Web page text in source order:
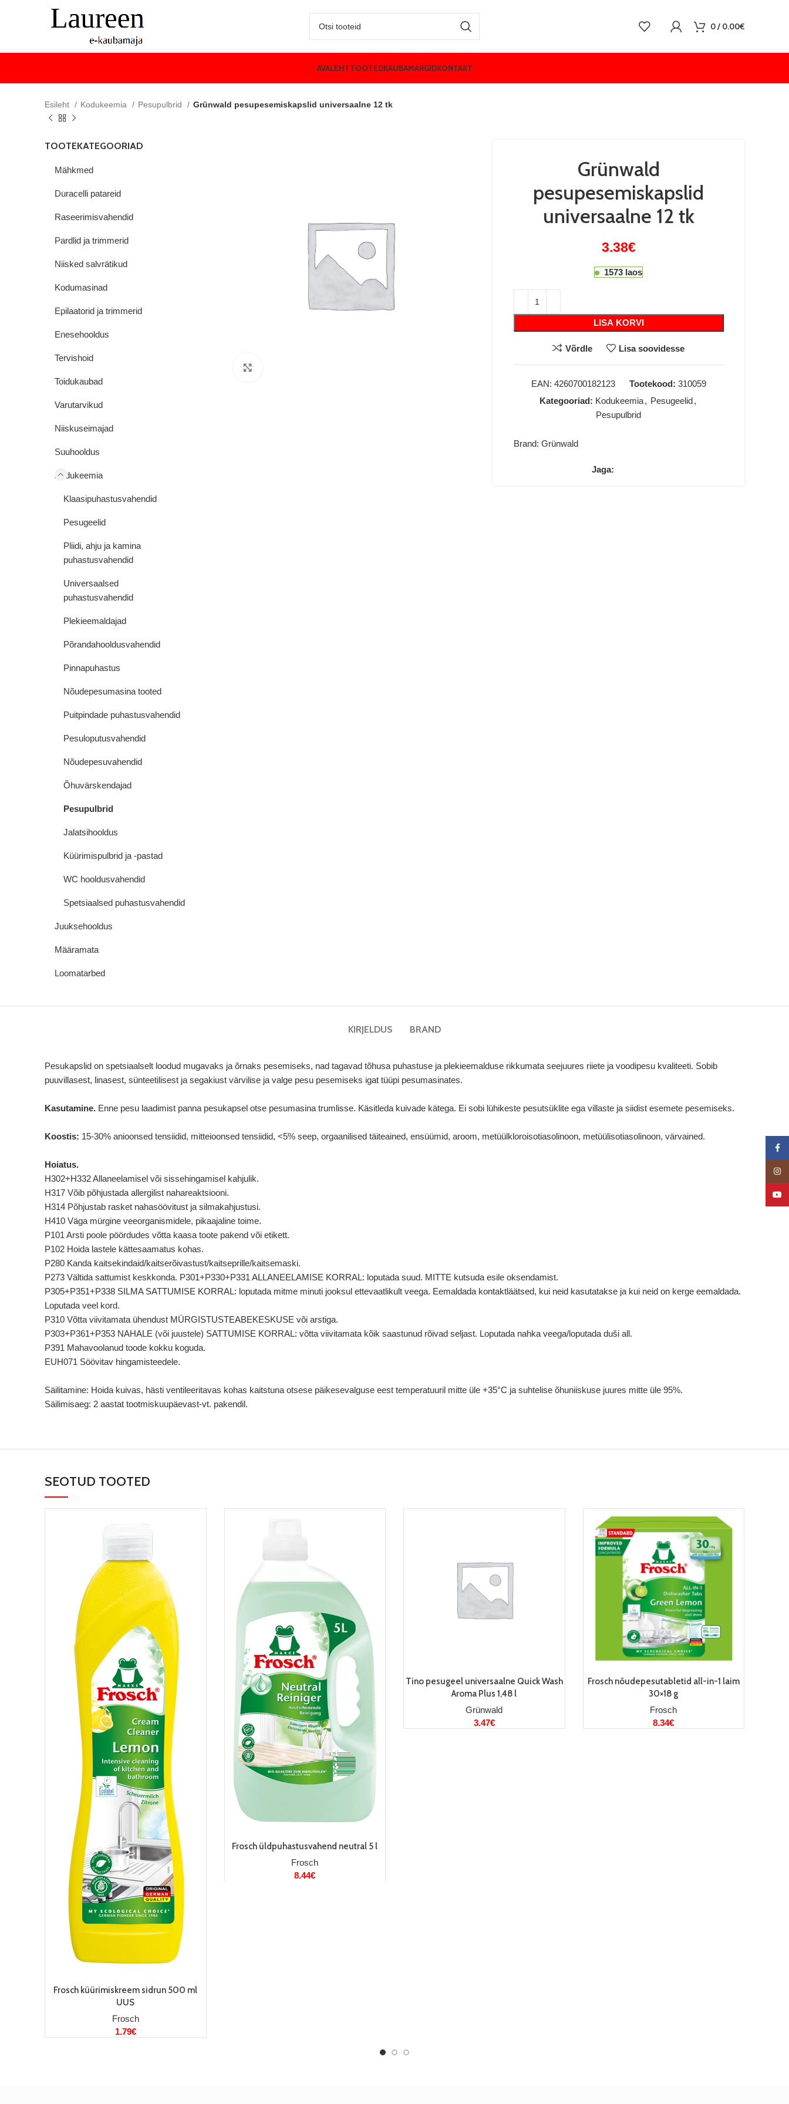
0/ 0.00€
AVALEHTTOOTEDKAUBAMÄRGIDKONTAKT
Esileht Kodukeemia Pesupulbrid Grünwald pesupesemiskapslid universaalne 12 tk
Grünwald
pesupesemiskapslid
universaalne 12 tk
3.38€
1573 laos
LISA KORVI
Võrdle Lisa soovidesse
EAN: 4260700182123 Tootekood: 310059
Kategooriad: Kodukeemia, Pesugeelid,
Pesupulbrid
Brand: Grünwald
Jaga:
TOOTEKATEGOORIAD
Mähkmed
Duracelli patareid
Raseerimisvahendid
Pardlid ja trimmerid
Niisked salvrätikud
Kodumasinad
Epilaatorid ja trimmerid
Enesehooldus
Tervishoid
Toidukaubad
Varutarvikud
Niiskuseimajad
Suuhooldus
Kodukeemia
Klaasipuhastusvahendid
Pesugeelid
Pliidi, ahju ja kamina
puhastusvahendid
Universaalsed
puhastusvahendid
Plekieemaldajad
Põrandahooldusvahendid
Pinnapuhastus
Nõudepesumasina tooted
Puitpindade puhastusvahendid
Pesuloputusvahendid
Nõudepesuvahendid
Õhuvärskendajad
Pesupulbrid
Jalatsihooldus
Küürimispulbrid ja -pastad
WC hooldusvahendid
Spetsiaalsed puhastusvahendid
Juuksehooldus
Määramata
Loomatarbed
KIRJELDUS BRAND
Pesukapslid on spetsiaalselt loodud mugavaks ja õrnaks pesemiseks, nad tagavad tõhusa puhastuse ja plekieemalduse rikkumata seejuures riiete ja voodipesu kvaliteeti. Sobib
puuvillasest, linasest, sünteetilisest ja segakiust värvilise ja valge pesu pesemiseks igat tüüpi pesumasinates.
Kasutamine. Enne pesu laadimist panna pesukapsel otse pesumasina trumlisse. Käsitleda kuivade kätega. Ei sobi lühikeste pesutsüklite ega villaste ja siidist esemete pesemiseks.
Koostis: 15-30% anioonsed tensiidid, mitteioonsed tensiidid, <5% seep, orgaanilised täiteained, ensüümid, aroom, metüülkloroisotiasolinoon, metüülisotiasolinoon, värvained.
Hoiatus.
H302+H332 Allaneelamisel või sissehingamisel kahjulik.
H317 Võib põhjustada allergilist nahareaktsiooni.
H314 Põhjustab rasket nahasöövitust ja silmakahjustusi.
H410 Väga mürgine veeorganismidele, pikaajaline toime.
P101 Arsti poole pöördudes võtta kaasa toote pakend või etikett.
P102 Hoida lastele kättesaamatus kohas.
P280 Kanda kaitsekindaid/kaitserõivastust/kaitseprille/kaitsemaski.
P273 Vältida sattumist keskkonda. P301+P330+P331 ALLANEELAMISE KORRAL: loputada suud. MITTE kutsuda esile oksendamist.
P305+P351+P338 SILMA SATTUMISE KORRAL: loputada mitme minuti jooksul ettevaatlikult veega. Eemaldada kontaktläätsed, kui neid kasutatakse ja kui neid on kerge eemaldada.
Loputada veel kord.
P310 Võtta viivitamata ühendust MÜRGISTUSTEABEKESKUSE või arstiga.
P303+P361+P353 NAHALE (või juustele) SATTUMISE KORRAL: võtta viivitamata kõik saastunud rõivad seljast. Loputada nahka veega/loputada duši all.
P391 Mahavoolanud toode kokku koguda.
EUH071 Söövitav hingamisteedele.
Säilitamine: Hoida kuivas, hästi ventileeritavas kohas kaitstuna otsese päikesevalguse eest temperatuuril mitte üle +35°C ja suhtelise õhuniiskuse juures mitte üle 95%.
Säilimisaeg: 2 aastat tootmiskuupäevast-vt. pakendil.
SEOTUD TOOTED
LISA KORVI
Frosch küürimiskreem sidrun 500 ml
UUS
Frosch
1.79€
LISA KORVI
Frosch üldpuhastusvahend neutral 5 l
Frosch
8.44€
LISA KORVI
Tino pesugeel universaalne Quick Wash
Aroma Plus 1,48 l
Grünwald
3.47€
LISA KORVI
Frosch nõudepesutabletid all-in-1 laim
30×18 g
Frosch
8.34€